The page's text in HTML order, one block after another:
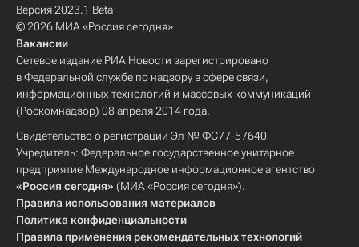
Версия 2023.1 Beta
© 2026 МИА «Россия сегодня»
Вакансии
Сетевое издание РИА Новости зарегистрировано
в Федеральной службе по надзору в сфере связи,
информационных технологий и массовых коммуникаций
(Роскомнадзор) 08 апреля 2014 года.
Свидетельство о регистрации Эл № ФС77-57640
Учредитель: Федеральное государственное унитарное
предприятие Международное информационное агентство
«Россия сегодня» (МИА «Россия сегодня»).
Правила использования материалов
Политика конфиденциальности
Правила применения рекомендательных технологий